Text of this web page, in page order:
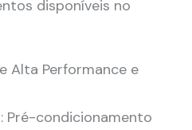
disponíveis no
Alta Performance e
Pré-condicionamento